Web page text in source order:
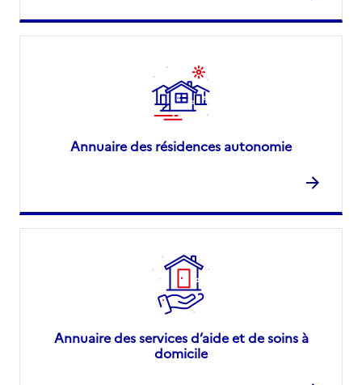
Annuaire des résidences autonomie
Annuaire des services d’aide et de soins à
domicile